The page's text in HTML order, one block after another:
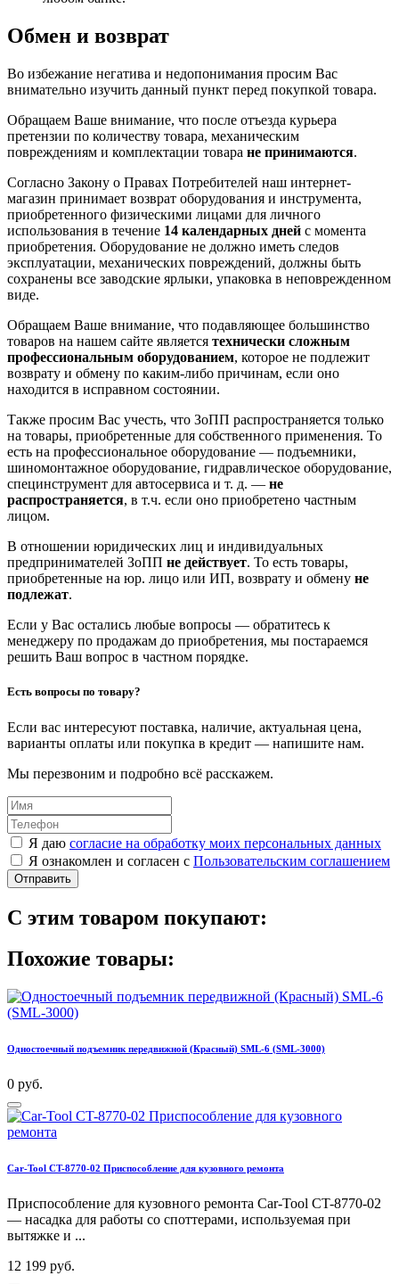
Обмен и возврат
Во избежание негатива и недопонимания просим Вас
внимательно изучить данный пункт перед покупкой товара.
Обращаем Ваше внимание, что после отъезда курьера
претензии по количеству товара, механическим
повреждениям и комплектации товара не принимаются.
Согласно Закону о Правах Потребителей наш интернет-
магазин принимает возврат оборудования и инструмента,
приобретенного физическими лицами для личного
использования в течение 14 календарных дней с момента
приобретения. Оборудование не должно иметь следов
эксплуатации, механических повреждений, должны быть
сохранены все заводские ярлыки, упаковка в неповрежденном
виде.
Обращаем Ваше внимание, что подавляющее большинство
товаров на нашем сайте является технически сложным
профессиональным оборудованием, которое не подлежит
возврату и обмену по каким-либо причинам, если оно
находится в исправном состоянии.
Также просим Вас учесть, что ЗоПП распространяется только
на товары, приобретенные для собственного применения. То
есть на профессиональное оборудование — подъемники,
шиномонтажное оборудование, гидравлическое оборудование,
специнструмент для автосервиса и т. д. — не
распространяется, в т.ч. если оно приобретено частным
лицом.
В отношении юридических лиц и индивидуальных
предпринимателей ЗоПП не действует. То есть товары,
приобретенные на юр. лицо или ИП, возврату и обмену не
подлежат.
Если у Вас остались любые вопросы — обратитесь к
менеджеру по продажам до приобретения, мы постараемся
решить Ваш вопрос в частном порядке.
Есть вопросы по товару?
Если вас интересуют поставка, наличие, актуальная цена,
варианты оплаты или покупка в кредит — напишите нам.
Мы перезвоним и подробно всё расскажем.
Я даю согласие на обработку моих персональных данных
Я ознакомлен и согласен с Пользовательским соглашением
Отправить
С этим товаром покупают:
Похожие товары:
Одностоечный подъемник передвижной (Красный) SML-6 (SML-3000)
0 руб.
Car-Tool CT-8770-02 Приспособление для кузовного ремонта
Приспособление для кузовного ремонта Car-Tool CT-8770-02
— насадка для работы со споттерами, используемая при
вытяжке и ...
12 199 руб.